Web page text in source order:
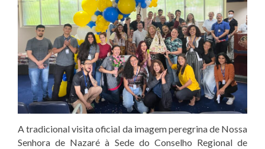
A tradicional visita oficial da imagem peregrina de Nossa
Senhora de Nazaré à Sede do Conselho Regional de